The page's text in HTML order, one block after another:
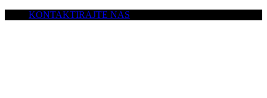
KONTAKTIRAJTE NAS